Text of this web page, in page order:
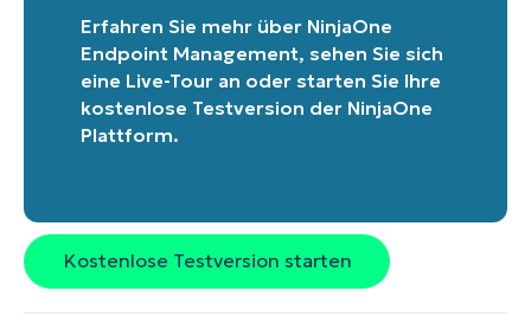
Erfahren Sie mehr über NinjaOne
Endpoint Management, sehen Sie sich
eine Live-Tour an oder starten Sie Ihre
kostenlose Testversion der NinjaOne
Plattform.
Kostenlose Testversion starten